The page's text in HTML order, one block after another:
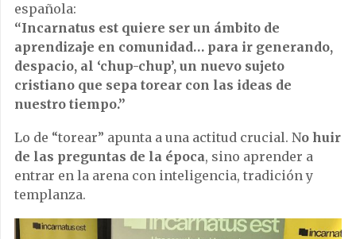
española:
“Incarnatus est quiere ser un ámbito de
aprendizaje en comunidad… para ir generando,
despacio, al ‘chup-chup’, un nuevo sujeto
cristiano que sepa torear con las ideas de
nuestro tiempo.”
Lo de “torear” apunta a una actitud crucial. No huir
de las preguntas de la época, sino aprender a
entrar en la arena con inteligencia, tradición y
templanza.